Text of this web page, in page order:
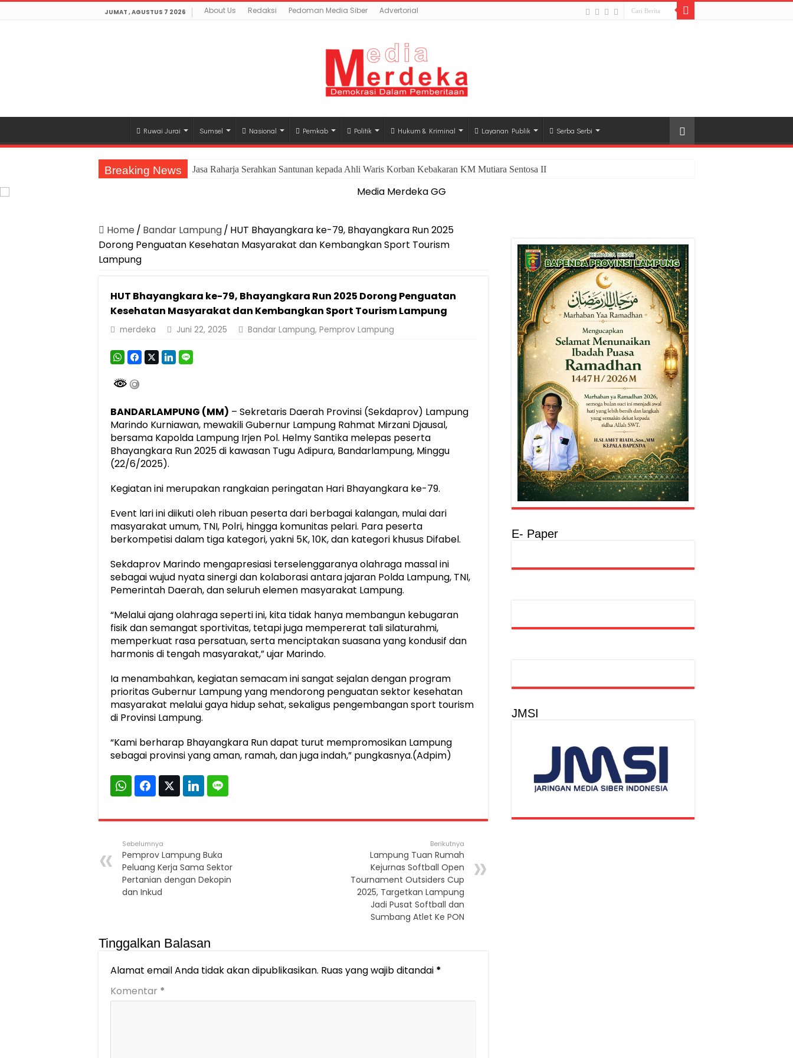
JUMAT , AGUSTUS 7 2026 About Us Redaksi Pedoman Media Siber Advertorial
Ruwai Jurai Sumsel Nasional Pemkab Politik Hukum & Kriminal Layanan Publik Serba Serbi
Breaking News Jasa Raharja Serahkan Santunan kepada Ahli Waris Korban Kebakaran KM Mutiara Sentosa II
Home / Bandar Lampung/ HUT Bhayangkara ke-79, Bhayangkara Run 2025
Dorong Penguatan Kesehatan Masyarakat dan Kembangkan Sport Tourism
Lampung
HUT Bhayangkara ke-79, Bhayangkara Run 2025 Dorong Penguatan
Kesehatan Masyarakat dan Kembangkan Sport Tourism Lampung
merdeka Juni 22, 2025 Bandar Lampung, Pemprov Lampung
BANDARLAMPUNG (MM) – Sekretaris Daerah Provinsi (Sekdaprov) Lampung
Marindo Kurniawan, mewakili Gubernur Lampung Rahmat Mirzani Djausal,
bersama Kapolda Lampung Irjen Pol. Helmy Santika melepas peserta
Bhayangkara Run 2025 di kawasan Tugu Adipura, Bandarlampung, Minggu
(22/6/2025).
Kegiatan ini merupakan rangkaian peringatan Hari Bhayangkara ke-79.
Event lari ini diikuti oleh ribuan peserta dari berbagai kalangan, mulai dari
masyarakat umum, TNI, Polri, hingga komunitas pelari. Para peserta
berkompetisi dalam tiga kategori, yakni 5K, 10K, dan kategori khusus Difabel.
Sekdaprov Marindo mengapresiasi terselenggaranya olahraga massal ini
sebagai wujud nyata sinergi dan kolaborasi antara jajaran Polda Lampung, TNI,
Pemerintah Daerah, dan seluruh elemen masyarakat Lampung.
“Melalui ajang olahraga seperti ini, kita tidak hanya membangun kebugaran
fisik dan semangat sportivitas, tetapi juga mempererat tali silaturahmi,
memperkuat rasa persatuan, serta menciptakan suasana yang kondusif dan
harmonis di tengah masyarakat,” ujar Marindo.
Ia menambahkan, kegiatan semacam ini sangat sejalan dengan program
prioritas Gubernur Lampung yang mendorong penguatan sektor kesehatan
masyarakat melalui gaya hidup sehat, sekaligus pengembangan sport tourism
di Provinsi Lampung.
“Kami berharap Bhayangkara Run dapat turut mempromosikan Lampung
sebagai provinsi yang aman, ramah, dan juga indah,” pungkasnya.(Adpim)
Sebelumnya
Pemprov Lampung Buka
Peluang Kerja Sama Sektor
Pertanian dengan Dekopin
dan Inkud
Berikutnya
Lampung Tuan Rumah
Kejurnas Softball Open
Tournament Outsiders Cup
2025, Targetkan Lampung
Jadi Pusat Softball dan
Sumbang Atlet Ke PON
Tinggalkan Balasan
Alamat email Anda tidak akan dipublikasikan. Ruas yang wajib ditandai *
Komentar *
E- Paper
JMSI